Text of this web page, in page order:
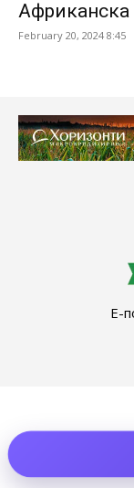
Африканска
February 20, 2024 8:45
Е-